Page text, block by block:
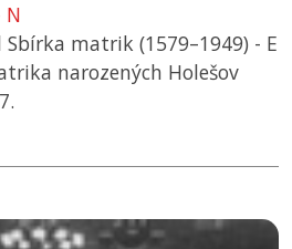
N
matrik (1579–1949) - E
narozených Holešov